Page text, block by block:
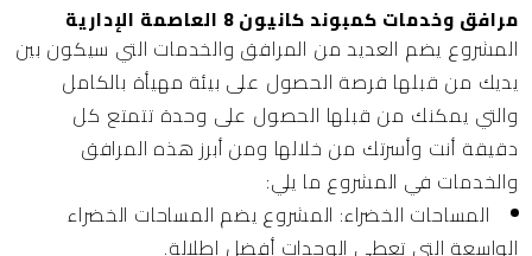
مرافق وخدمات كمبوند كانيون 8 العاصمة الإدارية
المشروع يضم العديد من المرافق والخدمات التي سيكون بين
يديك من قبلها فرصة الحصول على بيئة مهيأة بالكامل
والتي يمكنك من قبلها الحصول على وحدة تتمتع كل
دقيقة أنت وأسرتك من خلالها ومن أبرز هذه المرافق
والخدمات في المشروع ما يلي:
المساحات الخضراء: المشروع يضم المساحات الخضراء
الواسعة التي تعطي الوحدات أفضل إطلالة.